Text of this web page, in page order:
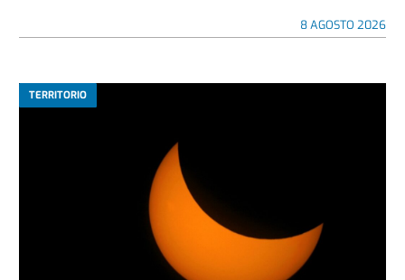
8 AGOSTO 2026
TERRITORIO